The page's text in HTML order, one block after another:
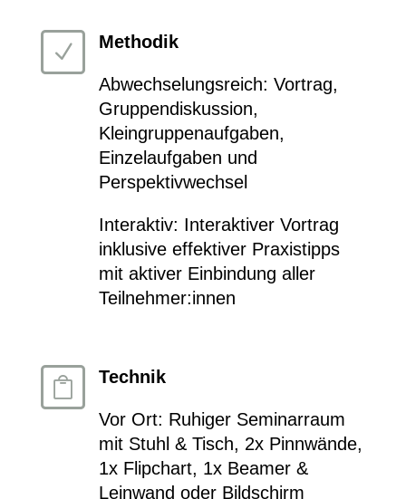
N Methodik
Abwechselungsreich: Vortrag,
Gruppendiskussion,
Kleingruppenaufgaben,
Einzelaufgaben und
Perspektivwechsel
Interaktiv: Interaktiver Vortrag
inklusive effektiver Praxistipps
mit aktiver Einbindung aller
Teilnehmer:innen
 Technik
Vor Ort: Ruhiger Seminarraum
mit Stuhl & Tisch, 2x Pinnwände,
1x Flipchart, 1x Beamer &
Leinwand oder Bildschirm